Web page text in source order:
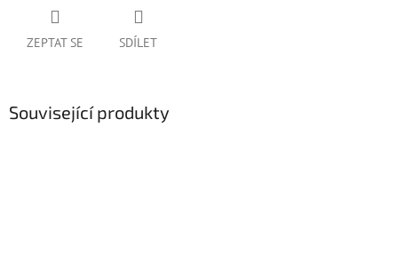
ZEPTAT SE SDÍLET
Související produkty